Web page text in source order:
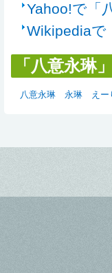
Yahoo!で「
Wikipediaで
「八意永琳
八意永琳 永琳 えー